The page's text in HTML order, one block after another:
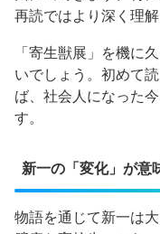
再読ではより深く理解
「寄生獣展」を機に
いでしょう。初めて
ば、社会人になった
す。
新一の「変化」が意
物語を通じて新一は